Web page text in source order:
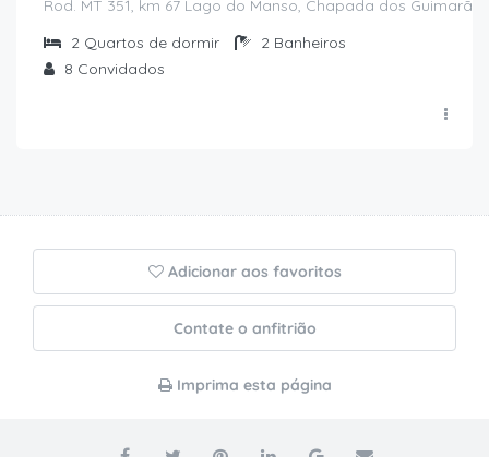
Rod. MT 351, km 67 Lago do Manso, Chapada dos
2 Quartos de dormir 2 Banheiros
8 Convidados
Adicionar aos favoritos
Contate o anfitrião
Imprima esta página